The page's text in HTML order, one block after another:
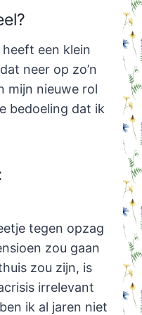
een klein
neer op zo’n
mijn nieuwe rol
bedoeling dat ik
tegen opzag
zou gaan
zou zijn, is
irrelevant
ik al jaren niet